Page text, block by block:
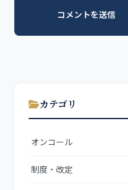
カテゴリ
オンコール
制度・改定